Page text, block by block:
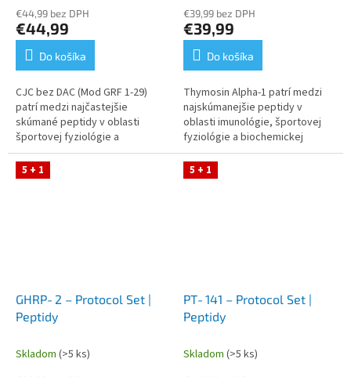
€44,99 bez DPH
€44,99
Do košíka
CJC bez DAC (Mod GRF 1‑29)
patrí medzi najčastejšie
skúmané peptidy v oblasti
športovej fyziológie a
endokrinologického výskumu.
Tento Protocol Set obsahuje
všetko potrebné pre...
€39,99 bez DPH
€39,99
Do košíka
Thymosin Alpha‑1 patrí medzi
najskúmanejšie peptidy v
oblasti imunológie, športovej
fyziológie a biochemickej
adaptácie na záťaž. Tento
Protocol Set obsahuje
Thymosin Alpha‑1,...
5 + 1
GHRP‑2 – Protocol Set |
Peptidy
Skladom (>5 ks)
5 + 1
PT‑141 – Protocol Set |
Peptidy
Skladom (>5 ks)